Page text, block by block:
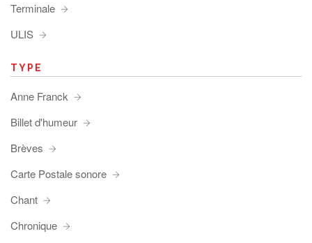
Terminale
ULIS
TYPE
Anne Franck
Billet d'humeur
Brèves
Carte Postale sonore
Chant
Chronique